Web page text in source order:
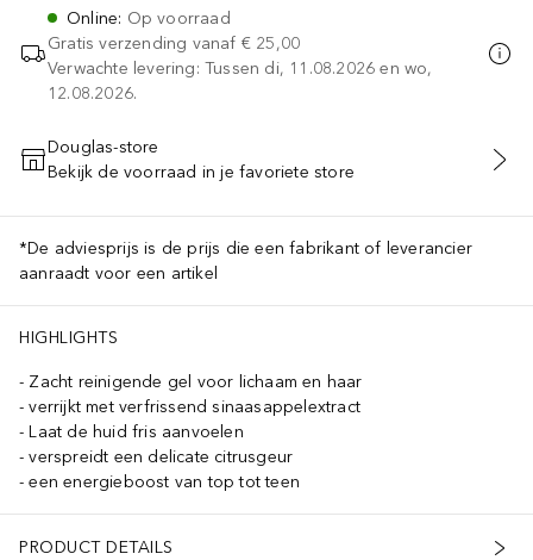
Online: Op voorraad
Gratis verzending vanaf € 25,00
Verwachte levering: Tussen di, 11.08.2026 en wo,
12.08.2026.
VOEG TOE AAN WINKELMANDJE
Douglas-store
Bekijk de voorraad in je favoriete store
*De adviesprijs is de prijs die een fabrikant of leverancier
aanraadt voor een artikel
HIGHLIGHTS
Zacht reinigende gel voor lichaam en haar
verrijkt met verfrissend sinaasappelextract
Laat de huid fris aanvoelen
verspreidt een delicate citrusgeur
een energieboost van top tot teen
PRODUCT DETAILS